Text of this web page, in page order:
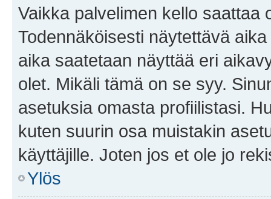
Vaikka palvelimen kello saattaa
Todennäköisesti näytettävä
aika saatetaan näyttää eri
olet. Mikäli tämä on se syy.
asetuksia omasta profiilistasi.
kuten suurin osa muistakin
käyttäjille. Joten jos et ole jo
Ylös